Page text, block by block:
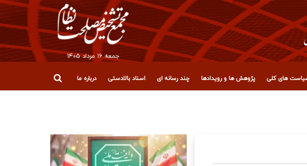
جمعه ۱۶ مرداد ۱۴۰۵
های کلی پژوهش ها و رویدادها چند رسانه ای اسناد بالادستی درباره ما